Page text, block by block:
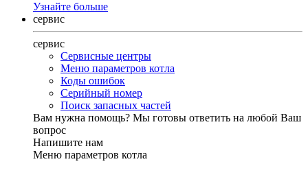
Узнайте больше
сервис
сервис
Сервисные центры
Меню параметров котла
Коды ошибок
Серийный номер
Поиск запасных частей
Вам нужна помощь? Мы готовы ответить на любой Ваш
вопрос
Напишите нам
Меню параметров котла